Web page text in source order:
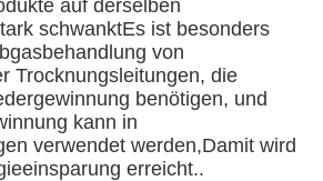
auf derselben
schwanktEs ist besonders
von
Trocknungsleitungen, die
benötigen, und
kann in
verwendet werden,Damit wird
erreicht..